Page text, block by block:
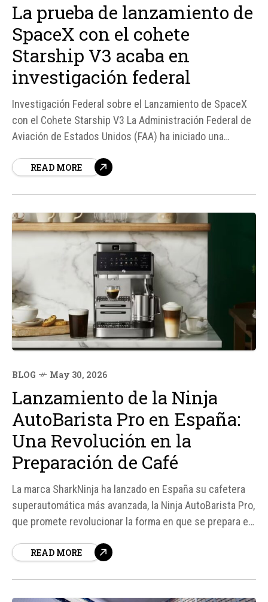
La prueba de lanzamiento de
SpaceX con el cohete
Starship V3 acaba en
investigación federal
Investigación Federal sobre el Lanzamiento de SpaceX
con el Cohete Starship V3 La Administración Federal de
Aviación de Estados Unidos (FAA) ha iniciado una
Raptor V3 durante el duodécimo lanzamiento de
READ MORE
BLOG May 30, 2026
Lanzamiento de la Ninja
AutoBarista Pro en España:
Una Revolución en la
Preparación de Café
La marca SharkNinja ha lanzado en España su cafetera
superautomática más avanzada, la Ninja AutoBarista Pro,
que promete revolucionar la forma en que se prepara el
máquina es capaz de preparar una variedad de bebidas,
READ MORE